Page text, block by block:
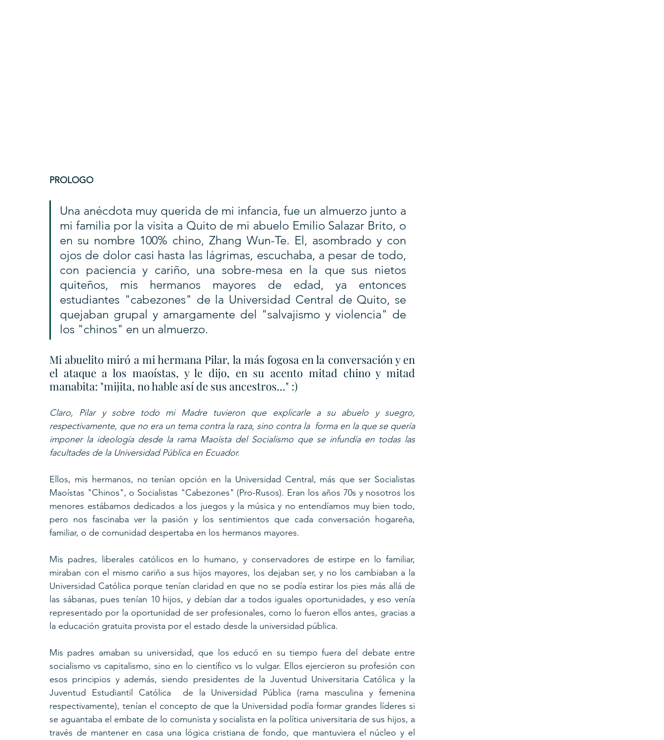
PROLOGO
Una anécdota muy querida de mi infancia, fue un almuerzo junto a
mi familia por la visita a Quito de mi abuelo Emilio Salazar Brito, o
en su nombre 100% chino, Zhang Wun-Te. El, asombrado y con
ojos de dolor casi hasta las lágrimas, escuchaba, a pesar de todo,
con paciencia y cariño, una sobre-mesa en la que sus nietos
quiteños, mis hermanos mayores de edad, ya entonces
estudiantes "cabezones" de la Universidad Central de Quito, se
quejaban grupal y amargamente del "salvajismo y violencia" de
los "chinos" en un almuerzo.
Mi abuelito miró a mi hermana Pilar, la más fogosa en la conversación y en
el ataque a los maoístas, y le dijo, en su acento mitad chino y mitad
manabita: "mijita, no hable así de sus ancestros..." :)
Claro, Pilar y sobre todo mi Madre tuvieron que explicarle a su abuelo y suegro,
respectivamente, que no era un tema contra la raza, sino contra la  forma en la que se quería
imponer la ideología desde la rama Maoísta del Socialismo que se infundía en todas las
facultades de la Universidad Pública en Ecuador.
Ellos, mis hermanos, no tenían opción en la Universidad Central, más que ser Socialistas
Maoístas "Chinos", o Socialistas "Cabezones" (Pro-Rusos). Eran los años 70s y nosotros los
menores estábamos dedicados a los juegos y la música y no entendíamos muy bien todo,
pero nos fascinaba ver la pasión y los sentimientos que cada conversación hogareña,
familiar, o de comunidad despertaba en los hermanos mayores.
Mis padres, liberales católicos en lo humano, y conservadores de estirpe en lo familiar,
miraban con el mismo cariño a sus hijos mayores, los dejaban ser, y no los cambiaban a la
Universidad Católica porque tenían claridad en que no se podía estirar los pies más allá de
las sábanas, pues tenían 10 hijos, y debían dar a todos iguales oportunidades, y eso venía
representado por la oportunidad de ser profesionales, como lo fueron ellos antes, gracias a
la educación gratuita provista por el estado desde la universidad pública.
Mis padres amaban su universidad, que los educó en su tiempo fuera del debate entre
socialismo vs capitalismo, sino en lo científico vs lo vulgar. Ellos ejercieron su profesión con
esos principios y además, siendo presidentes de la Juventud Universitaria Católica y la
Juventud Estudiantil Católica  de la Universidad Pública (rama masculina y femenina
respectivamente), tenían el concepto de que la Universidad podía formar grandes líderes si
se aguantaba el embate de lo comunista y socialista en la política universitaria de sus hijos, a
través de mantener en casa una lógica cristiana de fondo, que mantuviera el núcleo y el